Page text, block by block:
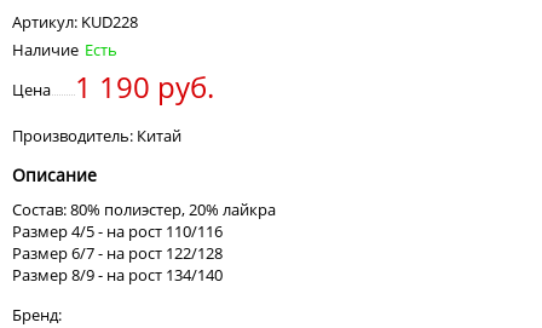
Артикул: KUD228
Наличие Есть
Цена
1 190 руб.
Производитель: Китай
Описание
Состав: 80% полиэстер, 20% лайкра
Размер 4/5 - на рост 110/116
Размер 6/7 - на рост 122/128
Размер 8/9 - на рост 134/140
Бренд: